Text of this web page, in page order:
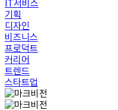
IT서비스
기획
디자인
비즈니스
프로덕트
커리어
트렌드
스타트업